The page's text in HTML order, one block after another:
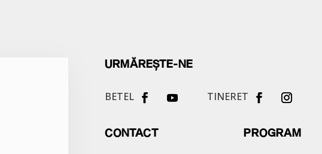
URMĂREȘTE-NE
BETEL TINERET
CONTACT PROGRAM